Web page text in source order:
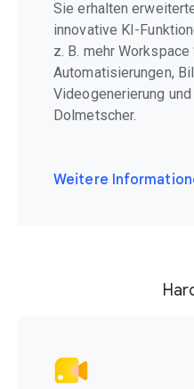
Sie erhalten
innovative KI-
z. B. mehr
Automatisierungen,
Videogenerierung
Dolmetscher.
Weitere